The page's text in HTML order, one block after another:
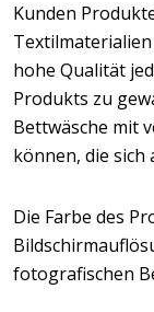
Kunden
hohe Qualität
Produkts zu
Bettwäsche mit
können, die sich
Die Farbe des
fotografischen